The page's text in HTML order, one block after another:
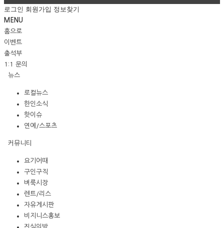
로그인 회원가입 정보찾기
MENU
홈으로
이벤트
출석부
1:1 문의
뉴스
로컬뉴스
한인소식
핫이슈
연예/스포츠
커뮤니티
요기어때
구인구직
벼룩시장
렌트/리스
자유게시판
비지니스홍보
진실의방